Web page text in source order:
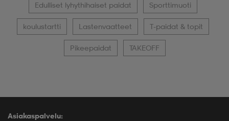
Edulliset lyhythihaiset paidat Sporttimuoti
koulustartti Lastenvaatteet T-paidat & topit
Pikeepaidat TAKEOFF
Asiakaspalvelu: